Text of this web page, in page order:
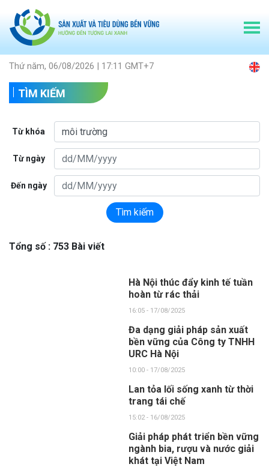
Thứ năm, 06/08/2026 | 17:11 GMT+7
TÌM KIẾM
Từ khóa
Từ ngày
Đến ngày
Tìm kiếm
Tổng số : 753 Bài viết
Hà Nội thúc đẩy kinh tế tuần
hoàn từ rác thải
16:05 - 17/08/2025
Đa dạng giải pháp sản xuất
bền vững của Công ty TNHH
URC Hà Nội
10:00 - 17/08/2025
Lan tỏa lối sống xanh từ thời
trang tái chế
15:02 - 16/08/2025
Giải pháp phát triển bền vững
ngành bia, rượu và nước giải
khát tại Việt Nam